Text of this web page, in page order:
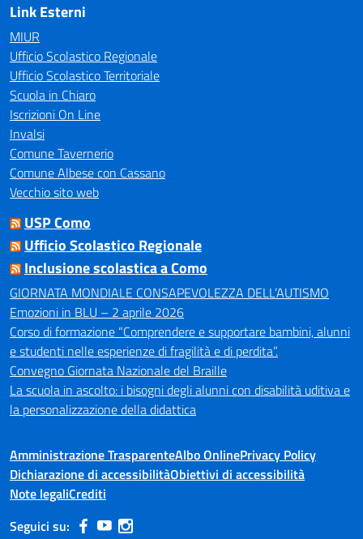
Link Esterni
MIUR
Ufficio Scolastico Regionale
Ufficio Scolastico Territoriale
Scuola in Chiaro
Iscrizioni On Line
Invalsi
Comune Tavernerio
Comune Albese con Cassano
Vecchio sito web
USP Como
Ufficio Scolastico Regionale
Inclusione scolastica a Como
GIORNATA MONDIALE CONSAPEVOLEZZA DELL’AUTISMO
Emozioni in BLU – 2 aprile 2026
Corso di formazione “Comprendere e supportare bambini, alunni
e studenti nelle esperienze di fragilità e di perdita”.
Convegno Giornata Nazionale del Braille
La scuola in ascolto: i bisogni degli alunni con disabilità uditiva e
la personalizzazione della didattica
Amministrazione TrasparenteAlbo OnlinePrivacy Policy
Dichiarazione di accessibilitàObiettivi di accessibilità
Note legaliCrediti
Seguici su: